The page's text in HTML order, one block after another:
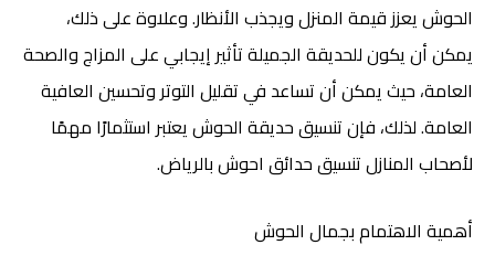
الحوش يعزز قيمة المنزل ويجذب الأنظار. وعلاوة على ذلك،
يمكن أن يكون للحديقة الجميلة تأثير إيجابي على المزاج والصحة
العامة، حيث يمكن أن تساعد في تقليل التوتر وتحسين العافية
العامة. لذلك، فإن تنسيق حديقة الحوش يعتبر استثمارًا مهمًا
لأصحاب المنازل تنسيق حدائق احوش بالرياض.
أهمية الاهتمام بجمال الحوش